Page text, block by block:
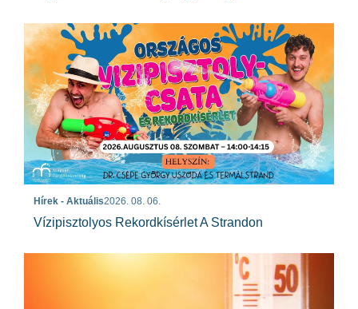
Hírek - Aktuális2026. 08. 06.
Vízipisztolyos Rekordkísérlet A Strandon